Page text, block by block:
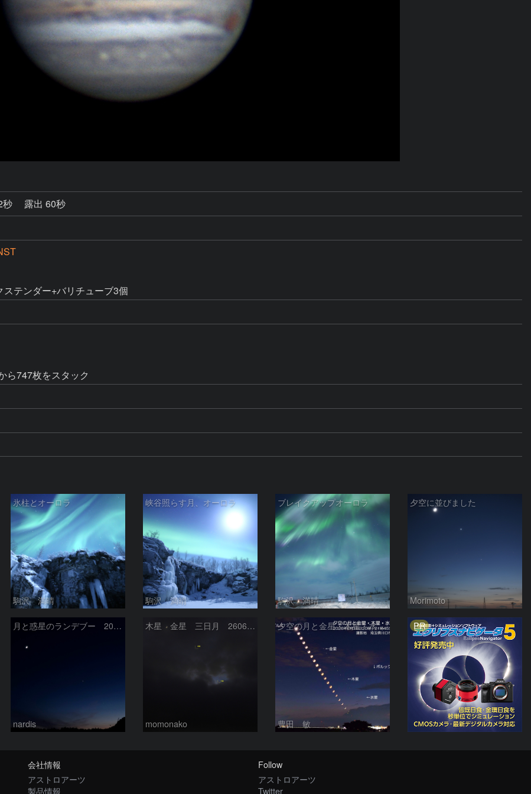
秒
露出 60秒
テンダー+バリチューブ3個
ら747枚をスタック
氷柱とオーロラ
駒沢 満晴
峡谷照らす月、オーロラ
駒沢 満晴
ブレイクアップオーロラ
駒沢 満晴
夕空に並びました
Morimoto
月と惑星のランデブー 2026/06/19
nardis
木星 金星 三日月 260618
momonako
夕空の月と金星・木星・水星の接近 2026/6/18
豊田 敏
PR
会社情報
アストロアーツ
製品情報
Follow
アストロアーツ
Twitter